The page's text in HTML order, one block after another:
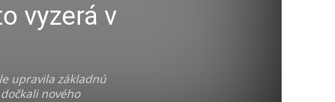
vyzerá v
upravila základnú
nového